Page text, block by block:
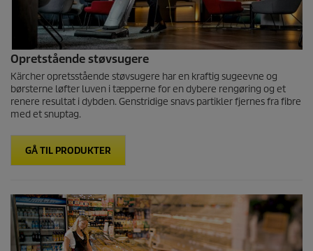
Opretstående støvsugere
Kärcher opretsstående støvsugere har en kraftig sugeevne og
børsterne løfter luven i tæpperne for en dybere rengøring og et
renere resultat i dybden. Genstridige snavs partikler fjernes fra fibre
med et snuptag.
GÅ TIL PRODUKTER